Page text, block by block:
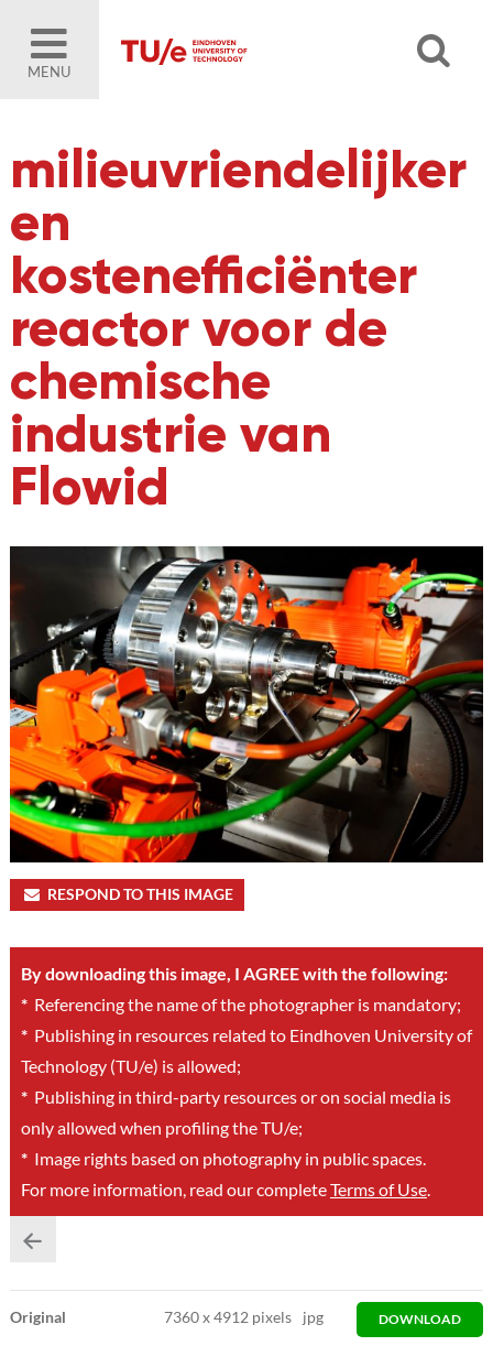
MENU
milieuvriendelijker
en
kostenefficiënter
reactor voor de
chemische
industrie van
Flowid
RESPOND TO THIS IMAGE
By downloading this image, I AGREE with the following:
*Referencing the name of the photographer is mandatory;
*Publishing in resources related to Eindhoven University of
Technology (TU/e) is allowed;
*Publishing in third-party resources or on social media is
only allowed when profiling the TU/e;
*Image rights based on photography in public spaces.
For more information, read our completeTerms of Use.
Original 7360x4912 pixels jpg DOWNLOAD